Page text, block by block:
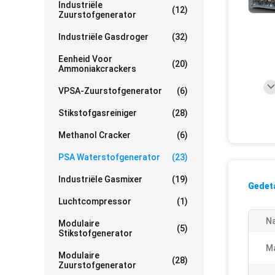
Industriële
Zuurstofgenerator
(12)
Industriële Gasdroger (32)
Eenheid Voor
Ammoniakcrackers
(20)
VPSA-Zuurstofgenerator (6)
Stikstofgasreiniger (28)
Methanol Cracker (6)
PSA Waterstofgenerator (23)
Industriële Gasmixer (19)
Luchtcompressor (1)
Modulaire
Stikstofgenerator
(5)
Modulaire
Zuurstofgenerator
(28)